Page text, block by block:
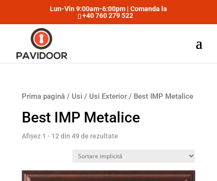
Lun-Vin 9:00am-6:00pm | Comanda la
+40 760 279 522
Prima pagină/ Usi / Usi Exterior/ Best IMP Metalice
Best IMP Metalice
Afișez 1 - 12 din 49 de rezultate